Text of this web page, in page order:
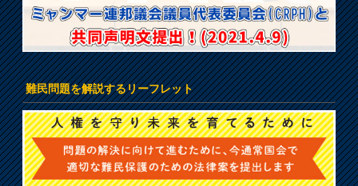
難民問題を解説するリーフレット